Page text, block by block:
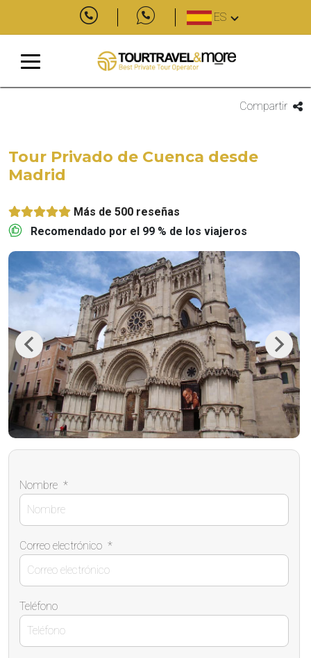
ES
Compartir
Tour Privado de Cuenca desde
Madrid
Más de 500 reseñas
Recomendado por el 99 % de los viajeros
Previous Next
Nombre *
Correo electrónico *
Teléfono